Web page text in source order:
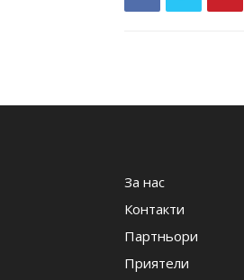
За нас
Контакти
Партньори
Приятели